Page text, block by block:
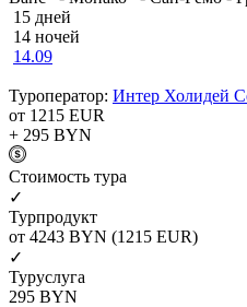
15 дней
14 ночей
14.09
Туроператор: Интер Холидей
от 1215 EUR
+ 295 BYN
Cтоимость тура
✓
Турпродукт
от 4243 BYN (1215 EUR)
✓
Туруслуга
295 BYN